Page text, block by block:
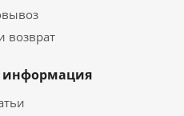
возврат
информация